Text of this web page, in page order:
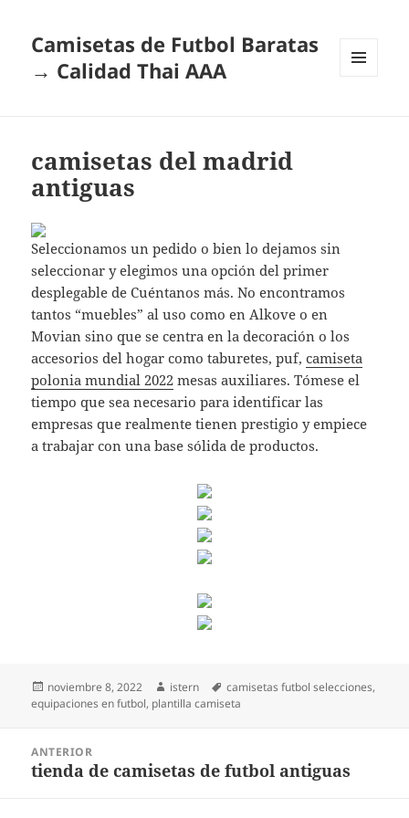
Camisetas de Futbol Baratas
→ Calidad Thai AAA
camisetas del madrid
antiguas
Seleccionamos un pedido o bien lo dejamos sin
seleccionar y elegimos una opción del primer
desplegable de Cuéntanos más. No encontramos
tantos “muebles” al uso como en Alkove o en
Movian sino que se centra en la decoración o los
accesorios del hogar como taburetes, puf,camiseta
polonia mundial 2022 mesas auxiliares. Tómese el
tiempo que sea necesario para identificar las
empresas que realmente tienen prestigio y empiece
a trabajar con una base sólida de productos.
Publicado
el
noviembre 8, 2022 Autor
istern Etiquetas
camisetas futbol selecciones,
equipaciones en futbol, plantilla camiseta
entradas
ANTERIOR
Entrada
tienda de camisetas de futbol antiguas